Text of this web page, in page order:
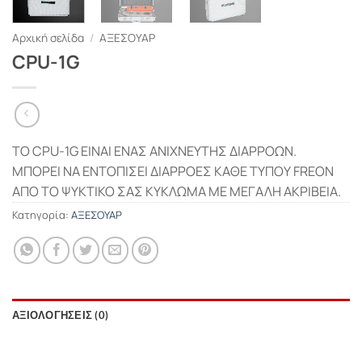
Αρχική σελίδα / ΑΞΕΣΟΥΑΡ
CPU-1G
ΤΟ CPU-1G ΕΙΝΑΙ ΕΝΑΣ ΑΝΙΧΝΕΥΤΗΣ ΔΙΑΡΡΟΩΝ.
ΜΠΟΡΕΙ ΝΑ ΕΝΤΟΠΙΣΕΙ ΔΙΑΡΡΟΕΣ ΚΑΘΕ ΤΥΠΟΥ FREON
ΑΠΟ ΤΟ ΨΥΚΤΙΚΟ ΣΑΣ ΚΥΚΛΩΜΑ ΜΕ ΜΕΓΑΛΗ ΑΚΡΙΒΕΙΑ.
Κατηγορία: ΑΞΕΣΟΥΑΡ
ΑΞΙΟΛΟΓΉΣΕΙΣ (0)